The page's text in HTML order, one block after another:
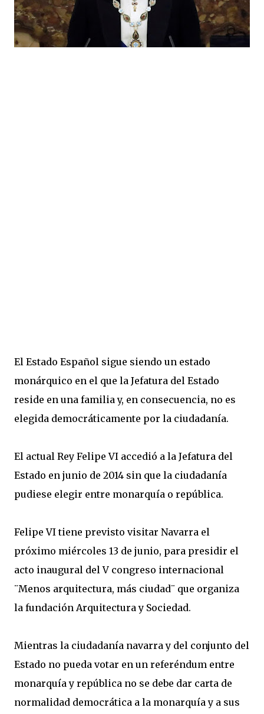
El Estado Español sigue siendo un estado
monárquico en el que la Jefatura del Estado
reside en una familia y, en consecuencia, no es
elegida democráticamente por la ciudadanía.
El actual Rey Felipe VI accedió a la Jefatura del
Estado en junio de 2014 sin que la ciudadanía
pudiese elegir entre monarquía o república.
Felipe VI tiene previsto visitar Navarra el
próximo miércoles 13 de junio, para presidir el
acto inaugural del V congreso internacional
¨Menos arquitectura, más ciudad¨ que organiza
la fundación Arquitectura y Sociedad.
Mientras la ciudadanía navarra y del conjunto del
Estado no pueda votar en un referéndum entre
monarquía y república no se debe dar carta de
normalidad democrática a la monarquía y a sus